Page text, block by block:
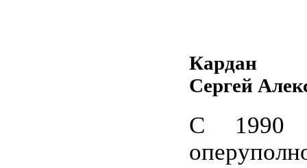
Кардан
Сергей
С 1990